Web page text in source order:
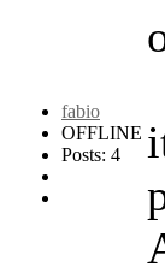
fabio
OFFLINE
Posts: 4